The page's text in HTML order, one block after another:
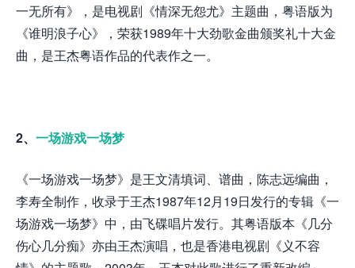
一无所有》，是电视剧《情深无怨尤》主题曲，粤语版为
《谁明浪子心》，荣获1989年十大劲歌金曲颁奖礼十大金
曲，是王杰粤语作品的代表作之一。
2、 一场游戏一场梦
《一场游戏一场梦》是王文清填词、谱曲，陈志远编曲，
李寿全制作，收录于王杰1987年12月19日发行的专辑《一
场游戏一场梦》中，由飞碟唱片发行。其粤语版本《几分
伤心几分痴》亦由王杰演唱，也是香港电视剧《义不容